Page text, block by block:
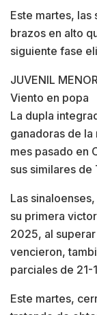
Este martes, las
brazos en alto
siguiente fase
JUVENIL
Viento en popa
La dupla
ganadoras de
mes pasado en
sus similares de
Las
su primera
2025, al
vencieron,
parciales de 21-
Este martes,